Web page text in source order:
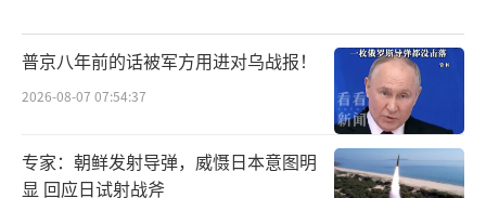
普京八年前的话被军方用进对乌战报！
2026-08-07 07:54:37
专家：朝鲜发射导弹，威慑日本意图明
显 回应日试射战斧